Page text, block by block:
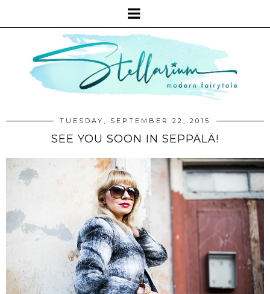
TUESDAY, SEPTEMBER 22, 2015
SEE YOU SOON IN SEPPÄLÄ!